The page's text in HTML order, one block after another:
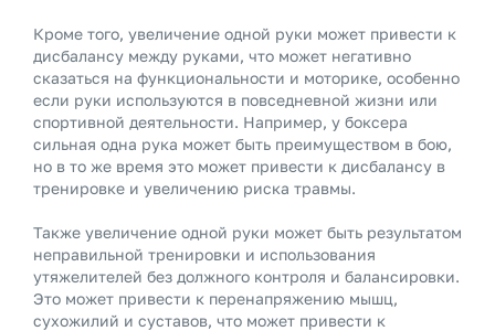
Кроме того, увеличение одной руки может привести к
дисбалансу между руками, что может негативно
сказаться на функциональности и моторике, особенно
если руки используются в повседневной жизни или
спортивной деятельности. Например, у боксера
сильная одна рука может быть преимуществом в бою,
но в то же время это может привести к дисбалансу в
тренировке и увеличению риска травмы.
Также увеличение одной руки может быть результатом
неправильной тренировки и использования
утяжелителей без должного контроля и балансировки.
Это может привести к перенапряжению мышц,
сухожилий и суставов, что может привести к